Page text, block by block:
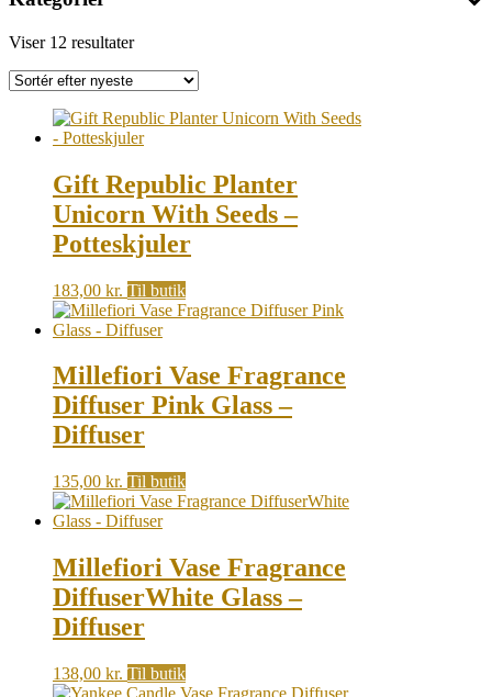
Viser 12 resultaterSorted
Gift Republic Planter
Unicorn With Seeds –
Potteskjuler
183,00 kr. Til butik
Millefiori Vase Fragrance
Diffuser Pink Glass –
Diffuser
135,00 kr. Til butik
Millefiori Vase Fragrance
DiffuserWhite Glass –
Diffuser
138,00 kr. Til butik